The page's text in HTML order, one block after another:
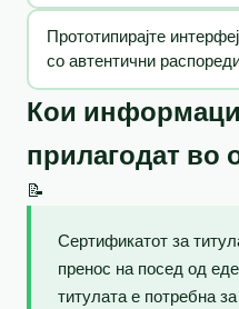
Прототипирајте
со автентични
Кои
прилагодат во
📝
Сертификатот за
пренос на посед од
титулата е потребна